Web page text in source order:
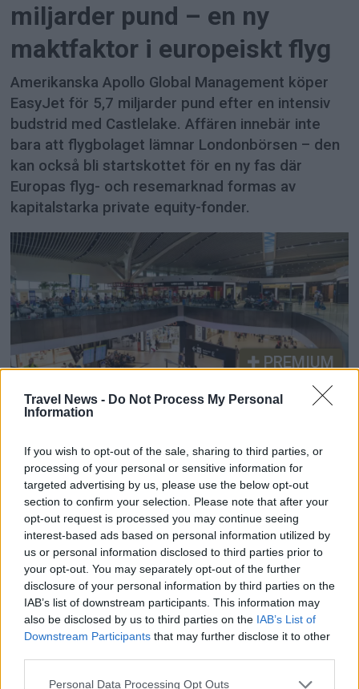
Travel News - Do Not Process My Personal
Information
If you wish to opt-out of the sale, sharing to third parties, or
processing of your personal or sensitive information for
targeted advertising by us, please use the below opt-out
section to confirm your selection. Please note that after your
opt-out request is processed you may continue seeing
interest-based ads based on personal information utilized by
us or personal information disclosed to third parties prior to
your opt-out. You may separately opt-out of the further
disclosure of your personal information by third parties on the
IAB’s list of downstream participants. This information may
also be disclosed by us to third parties on the IAB’s List of
Downstream Participants that may further disclose it to other
Personal Data Processing Opt Outs
miljarder pund – en ny
maktfaktor i europeiskt flyg
Amerikanska Apollo Global Management köper
EasyJet för 5,7 miljarder pund efter en intensiv
budstrid med Castlelake. Affären innebär inte
bara att flygbolaget lämnar Londonbörsen – den
kan också bli startskottet för en ny fas där
Europas flyg- och resemarknad formas av
kapitalstarka private equity-fonder.
PREMIUM
Roms flygplats satsar 9
miljarder euro – ska vara
redo för jubileumsåret 2033
Roms huvudflygplats Fiumicino planerar en
investering på 9 miljarder euro för att nästan
fördubbla kapaciteten. Målet är att ha en ny bana
och utökad terminalkapacitet på plats till 2033,
då Vatikanen väntar ett rekordstort antal
pilgrimer i samband med 2 000-årsminnet av
Jesu död och uppståndelse.
Redaktionsbloggen